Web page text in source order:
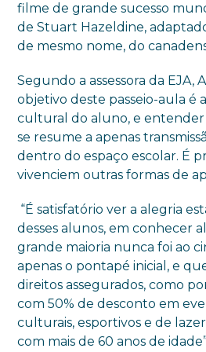
filme de grande sucesso
de Stuart Hazeldine,
de mesmo nome, do
Segundo a assessora da EJA,
objetivo deste passeio-aula é
cultural do aluno, e
se resume a apenas
dentro do espaço escolar. É
vivenciem outras formas de
“É satisfatório ver a alegria
desses alunos, em conhecer
grande maioria nunca foi ao
apenas o pontapé inicial, e
direitos assegurados, como
com 50% de desconto em
culturais, esportivos e de
com mais de 60 anos de